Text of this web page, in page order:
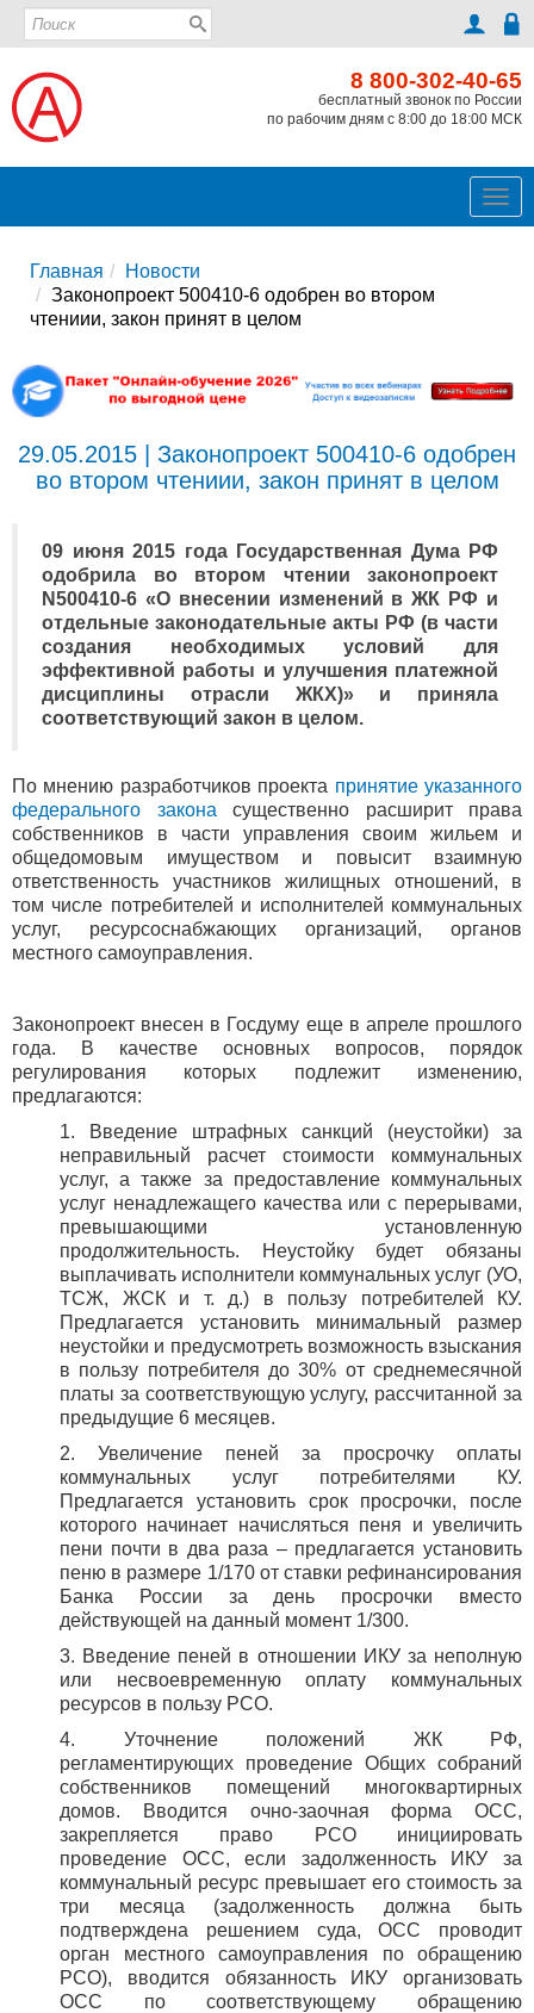
8 800-302-40-65
бесплатный звонок по России
по рабочим дням с 8:00 до 18:00 МСК
Главная
Новости
Законопроект 500410-6 одобрен во втором
чтениии, закон принят в целом
29.05.2015 | Законопроект 500410-6 одобрен
во втором чтениии, закон принят в целом
09 июня 2015 года Государственная Дума РФ
одобрила во втором чтении законопроект
N500410-6 «О внесении изменений в ЖК РФ и
отдельные законодательные акты РФ (в части
создания необходимых условий для
эффективной работы и улучшения платежной
дисциплины отрасли ЖКХ)» и приняла
соответствующий закон в целом.
По мнению разработчиков проекта принятие указанного
федерального закона существенно расширит права
собственников в части управления своим жильем и
общедомовым имуществом и повысит взаимную
ответственность участников жилищных отношений, в
том числе потребителей и исполнителей коммунальных
услуг, ресурсоснабжающих организаций, органов
местного самоуправления.
Законопроект внесен в Госдуму еще в апреле прошлого
года. В качестве основных вопросов, порядок
регулирования которых подлежит изменению,
предлагаются:
1. Введение штрафных санкций (неустойки) за
неправильный расчет стоимости коммунальных
услуг, а также за предоставление коммунальных
услуг ненадлежащего качества или с перерывами,
превышающими установленную
продолжительность. Неустойку будет обязаны
выплачивать исполнители коммунальных услуг (УО,
ТСЖ, ЖСК и т. д.) в пользу потребителей КУ.
Предлагается установить минимальный размер
неустойки и предусмотреть возможность взыскания
в пользу потребителя до 30% от среднемесячной
платы за соответствующую услугу, рассчитанной за
предыдущие 6 месяцев.
2. Увеличение пеней за просрочку оплаты
коммунальных услуг потребителями КУ.
Предлагается установить срок просрочки, после
которого начинает начисляться пеня и увеличить
пени почти в два раза – предлагается установить
пеню в размере 1/170 от ставки рефинансирования
Банка России за день просрочки вместо
действующей на данный момент 1/300.
3. Введение пеней в отношении ИКУ за неполную
или несвоевременную оплату коммунальных
ресурсов в пользу РСО.
4. Уточнение положений ЖК РФ,
регламентирующих проведение Общих собраний
собственников помещений многоквартирных
домов. Вводится очно-заочная форма ОСС,
закрепляется право РСО инициировать
проведение ОСС, если задолженность ИКУ за
коммунальный ресурс превышает его стоимость за
три месяца (задолженность должна быть
подтверждена решением суда, ОСС проводит
орган местного самоуправления по обращению
РСО), вводится обязанность ИКУ организовать
ОСС по соответствующему обращению